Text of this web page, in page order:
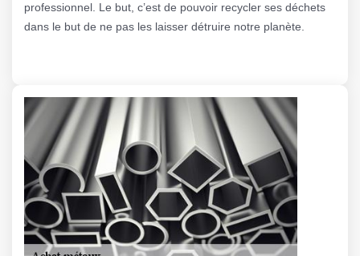
professionnel. Le but, c’est de pouvoir recycler ses déchets
dans le but de ne pas les laisser détruire notre planète.